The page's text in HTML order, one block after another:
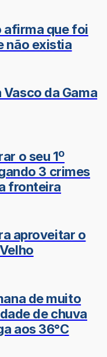
afirma que foi
não existia
Vasco da Gama
o seu 1º
3 crimes
fronteira
aproveitar o
de muito
de chuva
aos 36°C